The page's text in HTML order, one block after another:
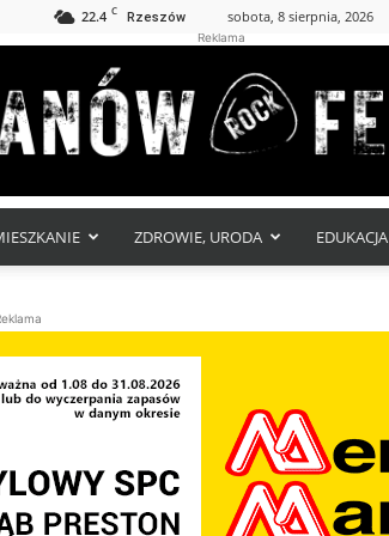
22.4 C Rzeszów sobota, 8 sierpnia, 2026
Reklama
ZDROWIE, URODA EDUKACJA